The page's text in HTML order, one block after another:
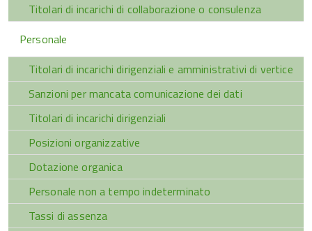
Titolari di incarichi di collaborazione o consulenza
Personale
Titolari di incarichi dirigenziali e amministrativi di vertice
Sanzioni per mancata comunicazione dei dati
Titolari di incarichi dirigenziali
Posizioni organizzative
Dotazione organica
Personale non a tempo indeterminato
Tassi di assenza